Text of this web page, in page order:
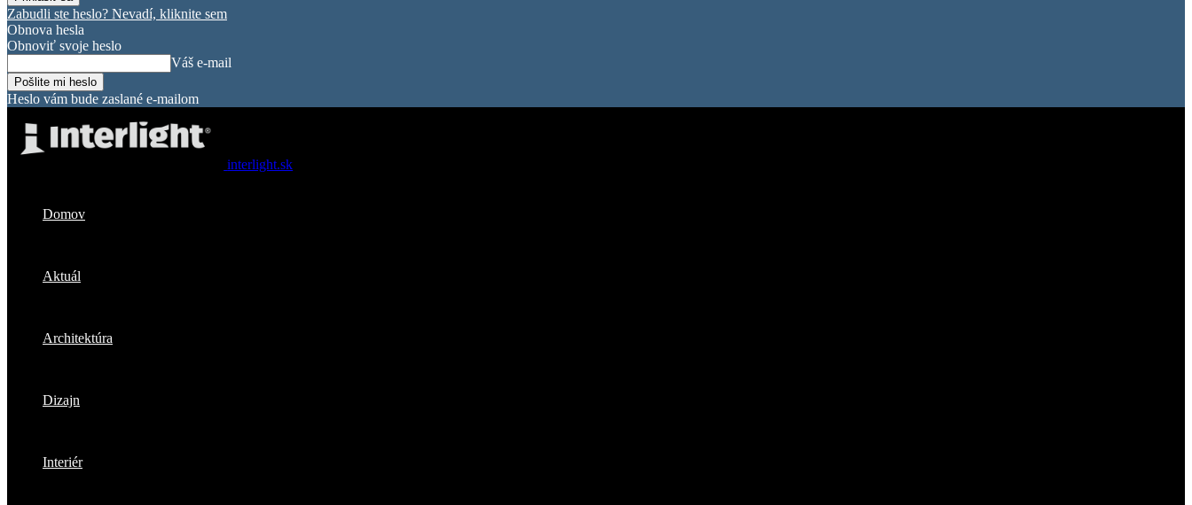
Zabudli ste heslo? Nevadí, kliknite sem
Obnova hesla
Obnoviť svoje heslo
Váš e-mail
Heslo vám bude zaslané e-mailom
interlight.sk
Domov
Aktuál
Architektúra
Dizajn
Interiér